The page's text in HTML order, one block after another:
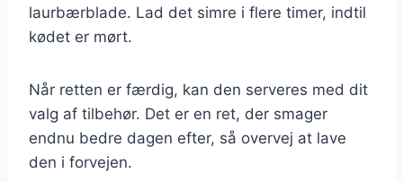
laurbærblade. Lad det simre i flere timer, indtil
kødet er mørt.
Når retten er færdig, kan den serveres med dit
valg af tilbehør. Det er en ret, der smager
endnu bedre dagen efter, så overvej at lave
den i forvejen.